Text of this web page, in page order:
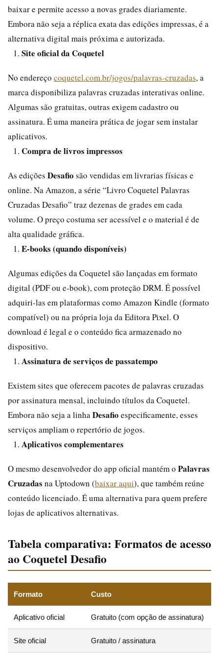
baixar e permite acesso a novas grades diariamente.
Embora não seja a réplica exata das edições impressas, é a
alternativa digital mais próxima e autorizada.
Site oficial da Coquetel
No endereço coquetel.com.br/jogos/palavras-cruzadas, a
marca disponibiliza palavras cruzadas interativas online.
Algumas são gratuitas, outras exigem cadastro ou
assinatura. É uma maneira prática de jogar sem instalar
aplicativos.
Compra de livros impressos
As edições Desafio são vendidas em livrarias físicas e
online. Na Amazon, a série “Livro Coquetel Palavras
Cruzadas Desafio” traz dezenas de grades em cada
volume. O preço costuma ser acessível e o material é de
alta qualidade gráfica.
E-books (quando disponíveis)
Algumas edições da Coquetel são lançadas em formato
digital (PDF ou e-book), com proteção DRM. É possível
adquiri-las em plataformas como Amazon Kindle (formato
compatível) ou na própria loja da Editora Pixel. O
download é legal e o conteúdo fica armazenado no
dispositivo.
Assinatura de serviços de passatempo
Existem sites que oferecem pacotes de palavras cruzadas
por assinatura mensal, incluindo títulos da Coquetel.
Embora não seja a linha Desafio especificamente, esses
serviços ampliam o repertório de jogos.
Aplicativos complementares
O mesmo desenvolvedor do app oficial mantém o Palavras
Cruzadas na Uptodown (baixar aqui), que também reúne
conteúdo licenciado. É uma alternativa para quem prefere
lojas de aplicativos alternativas.
Tabela comparativa: Formatos de acesso
ao Coquetel Desafio
Formato Custo
Aplicativo oficial Gratuito (com opção de assinatura)
Site oficial Gratuito / assinatura